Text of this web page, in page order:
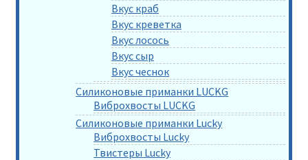
Вкус краб
Вкус креветка
Вкус лосось
Вкус сыр
Вкус чеснок
Силиконовые приманки LUCKG
Виброхвосты LUCKG
Силиконовые приманки Lucky
Виброхвосты Lucky
Твистеры Lucky